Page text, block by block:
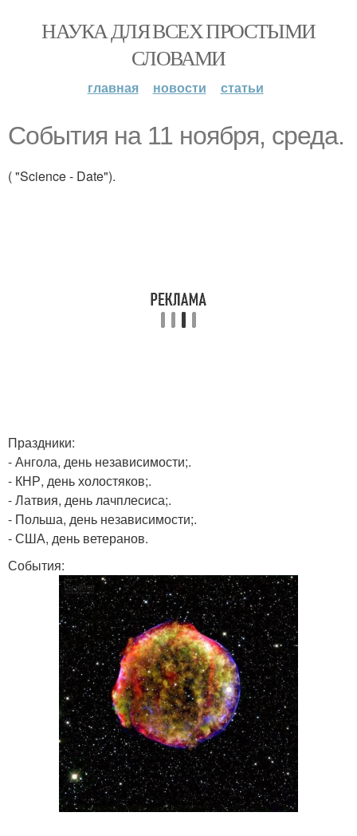
НАУКА ДЛЯ ВСЕХ ПРОСТЫМИ
СЛОВАМИ
главная новости статьи
События на 11 ноября, среда.
( "Science - Date").
Праздники:
- Ангола, день независимости;.
- КНР, день холостяков;.
- Латвия, день лачплесиса;.
- Польша, день независимости;.
- США, день ветеранов.
События: